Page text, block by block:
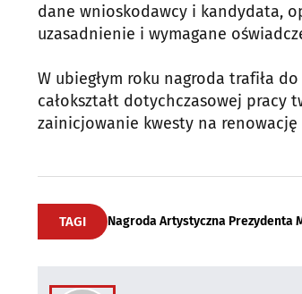
dane wnioskodawcy i kandydata,
uzasadnienie i wymagane
W ubiegłym roku nagroda trafiła
całokształt dotychczasowej pracy
zainicjowanie kwesty na
TAGI Nagroda Artystyczna Prezydenta